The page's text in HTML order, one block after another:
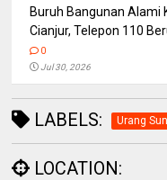
Buruh Bangunan Alami
Cianjur, Telepon 110
0
Jul 30, 2026
LABELS: Urang
LOCATION: